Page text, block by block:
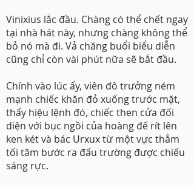
Vinixius lắc đầu. Chàng có thể chết ngay
tại nhà hát này, nhưng chàng không thể
bỏ nó mà đi. Vả chăng buổi biểu diễn
cũng chỉ còn vài phút nữa sẽ bắt đầu.
Chính vào lúc ấy, viên đô trưởng ném
mạnh chiếc khăn đỏ xuống trước mặt,
thấy hiệu lệnh đó, chiếc then cửa đối
diện với bục ngồi của hoàng đế rít lên
ken két và bác Urxux từ một vực thẳm
tối tăm bước ra đấu trường được chiếu
sáng rực.